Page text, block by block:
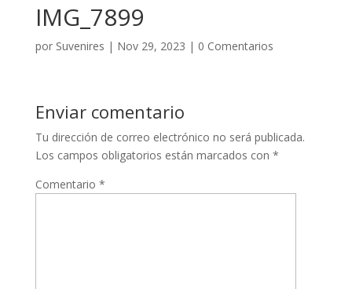
IMG_7899
por Suvenires | Nov 29, 2023 | 0 Comentarios
Enviar comentario
Tu dirección de correo electrónico no será publicada.
Los campos obligatorios están marcados con *
Comentario *